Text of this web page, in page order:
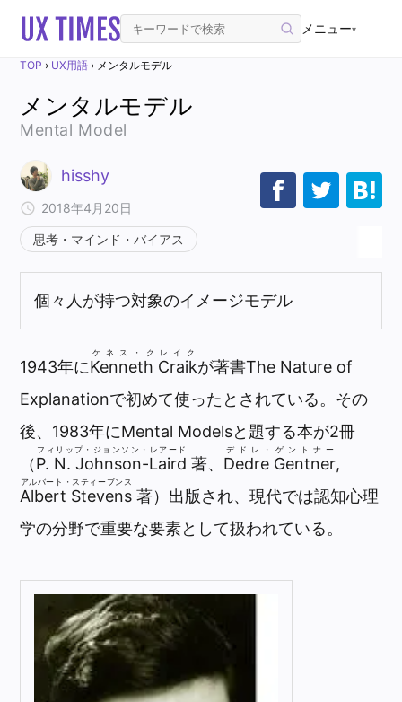
メニュー▾
TOP › UX用語 › メンタルモデル
メンタルモデル
Mental Model
hisshy
2018年4月20日
思考・マインド・バイアス
個々人が持つ対象のイメージモデル
1943年にKenneth Craik
ケネス・クレイク
が著書The Nature of
Explanationで初めて使ったとされている。その
後、1983年にMental Modelsと題する本が2冊
（P. N. Johnson-Laird
フィリップ・ジョンソン・レアード
著、 Dedre Gentner
デドレ・ゲントナー
,
Albert Stevens
アルバート・スティーブンス
著）出版され、現代では認知心理
学の分野で重要な要素として扱われている。